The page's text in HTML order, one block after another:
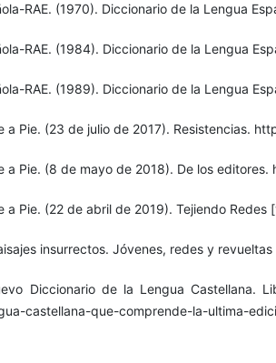
RAE. (1970). Diccionario de la Lengua
RAE. (1984). Diccionario de la Lengua
RAE. (1989). Diccionario de la Lengua
a Pie. (23 de julio de 2017). Resistencias.
a Pie. (8 de mayo de 2018). De los
a Pie. (22 de abril de 2019). Tejiendo
insurrectos. Jóvenes, redes y
Diccionario de la Lengua Castellana.
castellana-que-comprende-la-ultima-